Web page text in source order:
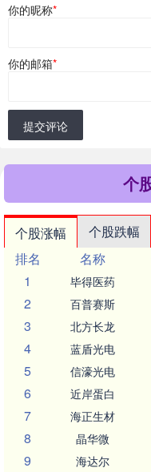
你的昵称*
你的邮箱*
提交评论
个
个股涨幅 个股跌幅
排名
名称
1
毕得医药
2 百普赛斯
3 北方长龙
4 蓝盾光电
5 信濠光电
6 近岸蛋白
7 海正生材
8 晶华微
9 海达尔